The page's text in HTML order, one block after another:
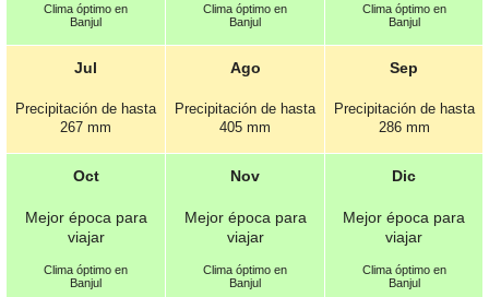
Clima óptimo en
Banjul
Clima óptimo en
Banjul
Clima óptimo en
Banjul
Jul
Precipitación de hasta
267 mm
Ago
Precipitación de hasta
405 mm
Sep
Precipitación de hasta
286 mm
Oct
Mejor época para
viajar
Clima óptimo en
Banjul
Nov
Mejor época para
viajar
Clima óptimo en
Banjul
Dic
Mejor época para
viajar
Clima óptimo en
Banjul